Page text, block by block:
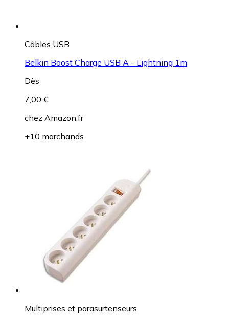
Câbles USB
Belkin Boost Charge USB A - Lightning 1m
Dès
7,00 €
chez Amazon.fr
+10 marchands
Multiprises et parasurtenseurs